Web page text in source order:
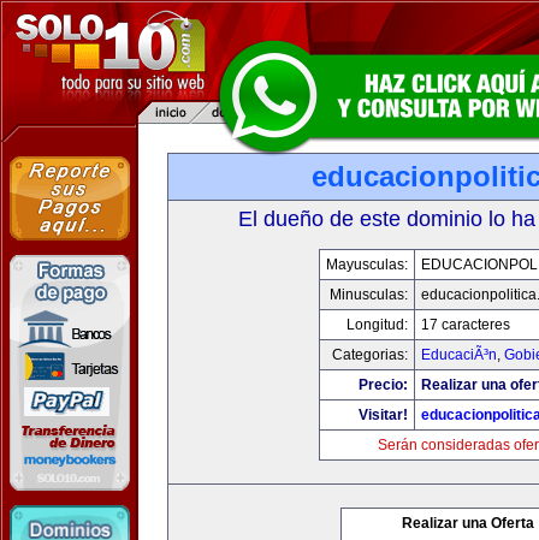
El dueño de este dominio lo
Mayusculas:
Minusculas:
Longitud:
17 caracteres
Categorias:
EducaciÃ³n,
Precio:
Realizar una
Visitar!
Serán consideradas
Realizar una Oferta